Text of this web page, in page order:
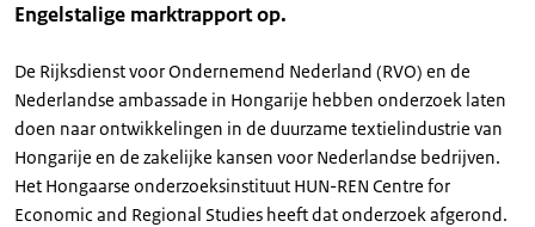
Engelstalige marktrapport op.
De Rijksdienst voor Ondernemend Nederland (RVO) en de
Nederlandse ambassade in Hongarije hebben onderzoek laten
doen naar ontwikkelingen in de duurzame textielindustrie van
Hongarije en de zakelijke kansen voor Nederlandse bedrijven.
Het Hongaarse onderzoeksinstituut HUN-REN Centre for
Economic and Regional Studies heeft dat onderzoek afgerond.